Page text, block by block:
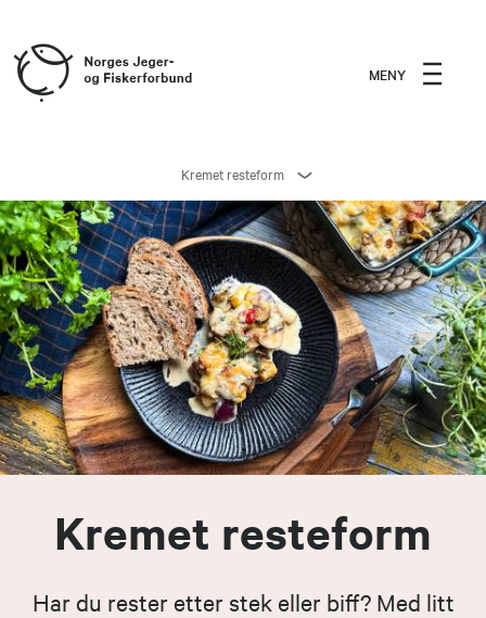
MENY
Kremet resteform
Kremet resteform
Har du rester etter stek eller biff? Med litt